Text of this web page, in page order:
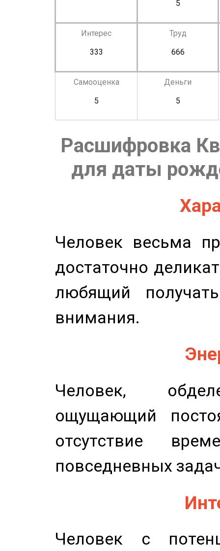
5
Интерес
333
Труд
666
Самооценка
5
Деньги
5
Расшифровка
для даты
Человек весьма
достаточно
любящий
внимания.
Человек,
ощущающий
отсутствие
повседневных
Человек с